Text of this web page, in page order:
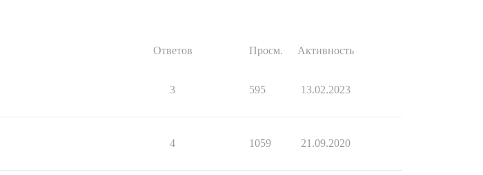
Ответов Просм. Активность
3 595 13.02.2023
4 1059 21.09.2020